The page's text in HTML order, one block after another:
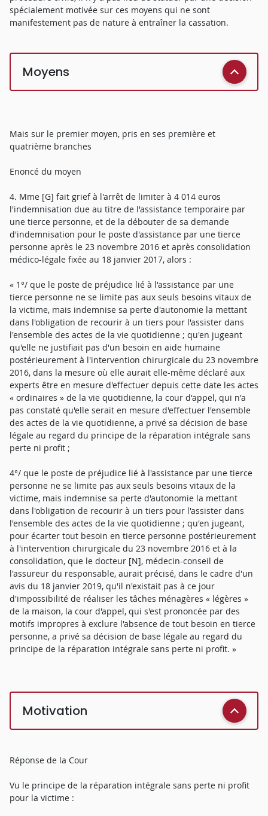
spécialement motivée sur ces moyens qui ne sont
manifestement pas de nature à entraîner la cassation.
Moyens
Mais sur le premier moyen, pris en ses première et
quatrième branches
Enoncé du moyen
4. Mme [G] fait grief à l'arrêt de limiter à 4 014 euros
l'indemnisation due au titre de l'assistance temporaire par
une tierce personne, et de la débouter de sa demande
d'indemnisation pour le poste d'assistance par une tierce
personne après le 23 novembre 2016 et après consolidation
médico-légale fixée au 18 janvier 2017, alors :
« 1°/ que le poste de préjudice lié à l'assistance par une
tierce personne ne se limite pas aux seuls besoins vitaux de
la victime, mais indemnise sa perte d'autonomie la mettant
dans l'obligation de recourir à un tiers pour l'assister dans
l'ensemble des actes de la vie quotidienne ; qu'en jugeant
qu'elle ne justifiait pas d'un besoin en aide humaine
postérieurement à l'intervention chirurgicale du 23 novembre
2016, dans la mesure où elle aurait elle-même déclaré aux
experts être en mesure d'effectuer depuis cette date les actes
« ordinaires » de la vie quotidienne, la cour d'appel, qui n'a
pas constaté qu'elle serait en mesure d'effectuer l'ensemble
des actes de la vie quotidienne, a privé sa décision de base
légale au regard du principe de la réparation intégrale sans
perte ni profit ;
4°/ que le poste de préjudice lié à l'assistance par une tierce
personne ne se limite pas aux seuls besoins vitaux de la
victime, mais indemnise sa perte d'autonomie la mettant
dans l'obligation de recourir à un tiers pour l'assister dans
l'ensemble des actes de la vie quotidienne ; qu'en jugeant,
pour écarter tout besoin en tierce personne postérieurement
à l'intervention chirurgicale du 23 novembre 2016 et à la
consolidation, que le docteur [N], médecin-conseil de
l'assureur du responsable, aurait précisé, dans le cadre d'un
avis du 18 janvier 2019, qu'il n'existait pas à ce jour
d'impossibilité de réaliser les tâches ménagères « légères »
de la maison, la cour d'appel, qui s'est prononcée par des
motifs impropres à exclure l'absence de tout besoin en tierce
personne, a privé sa décision de base légale au regard du
principe de la réparation intégrale sans perte ni profit. »
Motivation
Réponse de la Cour
Vu le principe de la réparation intégrale sans perte ni profit
pour la victime :